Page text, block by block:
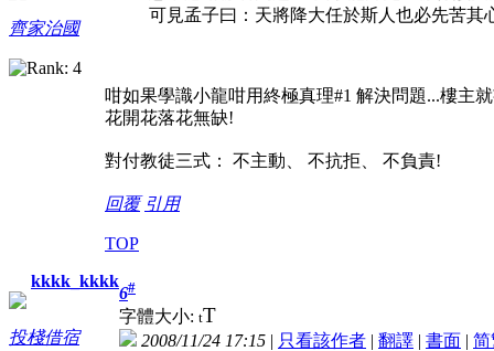
齊家治國
可見孟子曰：天將降大任於斯人也必先苦其
咁如果學識小龍咁用終極真理#1 解決問題...樓主
花開花落花無缺!
對付教徒三式： 不主動、 不抗拒、 不負責!
回覆 引用
TOP
kkkk_kkkk
投棧借宿
6#
字體大小: tT
2008/11/24 17:15 | 只看該作者 | 翻譯 | 書面 | 简